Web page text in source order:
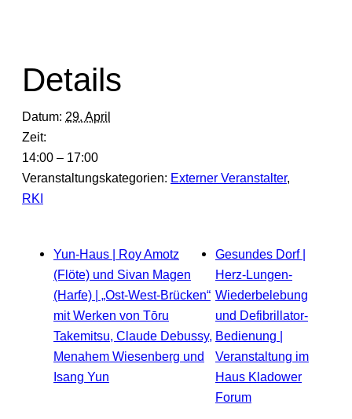
Details
Datum: 29. April
Zeit:
14:00 – 17:00
Veranstaltungskategorien: Externer Veranstalter,
RKI
Yun-Haus | Roy Amotz
(Flöte) und Sivan Magen
(Harfe) | „Ost-West-Brücken“
mit Werken von Tōru
Takemitsu, Claude Debussy,
Menahem Wiesenberg und
Isang Yun
Gesundes Dorf |
Herz-Lungen-
Wiederbelebung
und Defibrillator-
Bedienung |
Veranstaltung im
Haus Kladower
Forum